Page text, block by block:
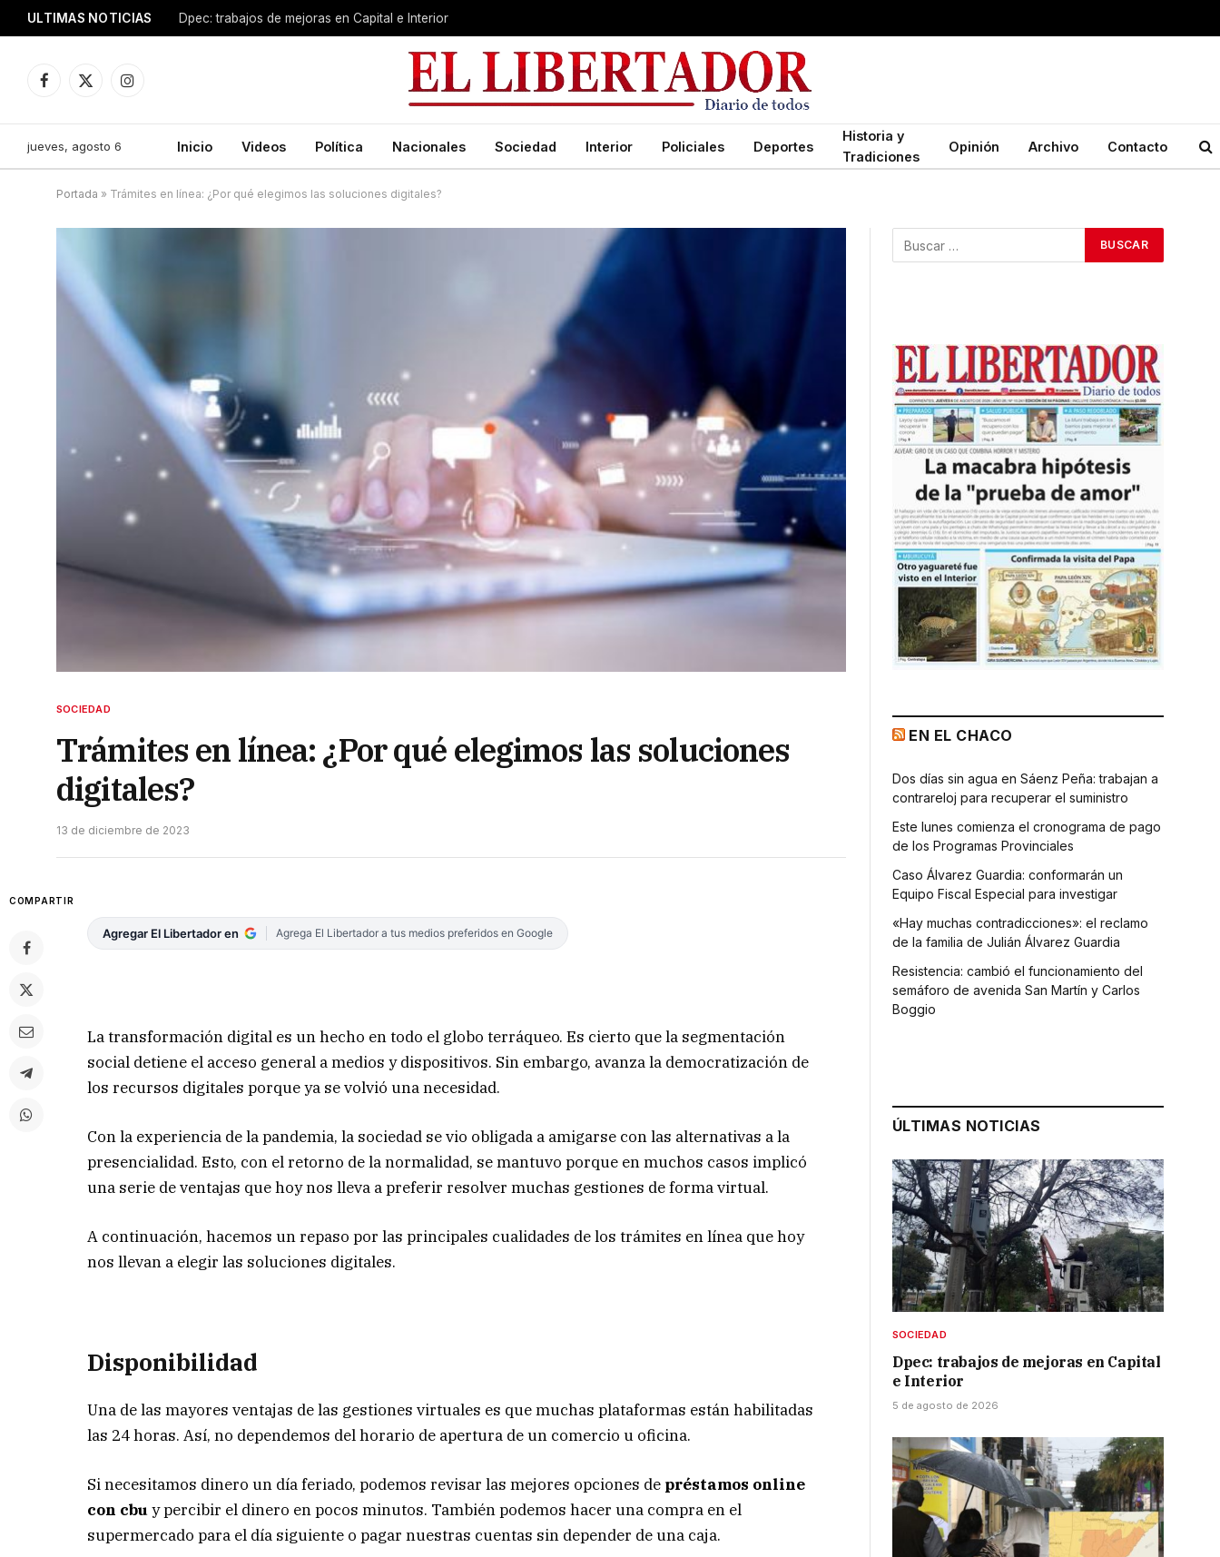
ULTIMAS NOTICIAS Dpec: trabajos de mejoras en Capital e Interior
Facebook
X
Instagram
jueves, agosto 6 Inicio Videos Política Nacionales Sociedad Interior Policiales Deportes
Historia y
Tradiciones
Opinión Archivo Contacto
Portada » Trámites en línea: ¿Por qué elegimos las soluciones digitales?
SOCIEDAD
Trámites en línea: ¿Por qué elegimos las soluciones
digitales?
13 de diciembre de 2023
COMPARTIR
Agregar El Libertador en Agrega El Libertador a tus medios preferidos en Google
La transformación digital es un hecho en todo el globo terráqueo. Es cierto que la segmentación
social detiene el acceso general a medios y dispositivos. Sin embargo, avanza la democratización de
los recursos digitales porque ya se volvió una necesidad.
Con la experiencia de la pandemia, la sociedad se vio obligada a amigarse con las alternativas a la
presencialidad. Esto, con el retorno de la normalidad, se mantuvo porque en muchos casos implicó
una serie de ventajas que hoy nos lleva a preferir resolver muchas gestiones de forma virtual.
A continuación, hacemos un repaso por las principales cualidades de los trámites en línea que hoy
nos llevan a elegir las soluciones digitales.
Disponibilidad
Una de las mayores ventajas de las gestiones virtuales es que muchas plataformas están habilitadas
las 24 horas. Así, no dependemos del horario de apertura de un comercio u oficina.
Si necesitamos dinero un día feriado, podemos revisar las mejores opciones de préstamos online
con cbuy percibir el dinero en pocos minutos. También podemos hacer una compra en el
supermercado para el día siguiente o pagar nuestras cuentas sin depender de una caja.
EN EL CHACO
Dos días sin agua en Sáenz Peña: trabajan a
contrareloj para recuperar el suministro
Este lunes comienza el cronograma de pago
de los Programas Provinciales
Caso Álvarez Guardia: conformarán un
Equipo Fiscal Especial para investigar
«Hay muchas contradicciones»: el reclamo
de la familia de Julián Álvarez Guardia
Resistencia: cambió el funcionamiento del
semáforo de avenida San Martín y Carlos
Boggio
ÚLTIMAS NOTICIAS
SOCIEDAD
Dpec: trabajos de mejoras en Capital
e Interior
5 de agosto de 2026